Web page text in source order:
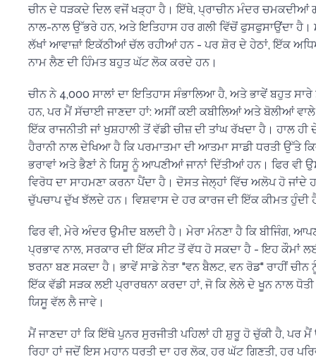
ਚੀਨ ਦੇ ਧੜਕਦੇ ਦਿਲ ਵਜੋਂ ਖੜ੍ਹਾ ਹੈ। ਇੱਥੇ, ਪ੍ਰਾਚੀਨ ਮੰਦਰ ਚਮਕਦੀਆਂ
ਨਾਲ-ਨਾਲ ਉੱਭਰੇ ਹਨ, ਅਤੇ ਇਤਿਹਾਸ ਹਰ ਗਲੀ ਵਿੱਚੋਂ ਫੁਸਫੁਸਾਉਂਦਾ ਹੈ।
ਲੱਖਾਂ ਆਵਾਜ਼ਾਂ ਇਕੱਠੀਆਂ ਚੱਲ ਰਹੀਆਂ ਹਨ - ਪਰ ਸ਼ੋਰ ਦੇ ਹੇਠਾਂ, ਇੱਕ
ਨਾਮ ਲੈਣ ਦੀ ਹਿੰਮਤ ਬਹੁਤ ਘੱਟ ਲੋਕ ਕਰਦੇ ਹਨ।
ਚੀਨ ਨੇ 4,000 ਸਾਲਾਂ ਦਾ ਇਤਿਹਾਸ ਸੰਭਾਲਿਆ ਹੈ, ਅਤੇ ਭਾਵੇਂ ਬਹੁਤ
ਹਨ, ਪਰ ਮੈਂ ਸੱਚਾਈ ਜਾਣਦਾ ਹਾਂ: ਅਸੀਂ ਕਈ ਕਬੀਲਿਆਂ ਅਤੇ ਬੋਲੀਆਂ
ਇੱਕ ਰਾਜਨੀਤੀ ਜਾਂ ਖੁਸ਼ਹਾਲੀ ਤੋਂ ਵੱਡੀ ਚੀਜ਼ ਦੀ ਤਾਂਘ ਰੱਖਦਾ ਹੈ। ਹਾਲ
ਹੈਰਾਨੀ ਨਾਲ ਦੇਖਿਆ ਹੈ ਕਿ ਪਰਮਾਤਮਾ ਦੀ ਆਤਮਾ ਸਾਡੀ ਧਰਤੀ ਉੱਤੇ
ਭਰਾਵਾਂ ਅਤੇ ਭੈਣਾਂ ਨੇ ਯਿਸੂ ਨੂੰ ਆਪਣੀਆਂ ਜਾਨਾਂ ਦਿੱਤੀਆਂ ਹਨ। ਫਿਰ ਵੀ
ਵਿਰੋਧ ਦਾ ਸਾਹਮਣਾ ਕਰਨਾ ਪੈਂਦਾ ਹੈ। ਦੋਸਤ ਜੇਲ੍ਹਾਂ ਵਿੱਚ ਅਲੋਪ ਹੋ ਜਾਂਦੇ
ਚੁੱਪਚਾਪ ਦੁੱਖ ਝੱਲਦੇ ਹਨ। ਵਿਸ਼ਵਾਸ ਦੇ ਹਰ ਕਾਰਜ ਦੀ ਇੱਕ ਕੀਮਤ ਹੁੰਦੀ
ਫਿਰ ਵੀ, ਮੇਰੇ ਅੰਦਰ ਉਮੀਦ ਬਲਦੀ ਹੈ। ਮੇਰਾ ਮੰਨਣਾ ਹੈ ਕਿ ਬੀਜਿੰਗ,
ਪ੍ਰਭਾਵ ਨਾਲ, ਸਰਕਾਰ ਦੀ ਇੱਕ ਸੀਟ ਤੋਂ ਵੱਧ ਹੋ ਸਕਦਾ ਹੈ - ਇਹ ਕੌਮਾਂ
ਝਰਨਾ ਬਣ ਸਕਦਾ ਹੈ। ਭਾਵੇਂ ਸਾਡੇ ਨੇਤਾ "ਵਨ ਬੈਲਟ, ਵਨ ਰੋਡ" ਰਾਹੀਂ
ਇੱਕ ਵੱਡੀ ਸੜਕ ਲਈ ਪ੍ਰਾਰਥਨਾ ਕਰਦਾ ਹਾਂ, ਜੋ ਕਿ ਲੇਲੇ ਦੇ ਖੂਨ ਨਾਲ
ਯਿਸੂ ਵੱਲ ਲੈ ਜਾਵੇ।
ਮੈਂ ਜਾਣਦਾ ਹਾਂ ਕਿ ਇੱਥੇ ਪੁਨਰ ਸੁਰਜੀਤੀ ਪਹਿਲਾਂ ਹੀ ਸ਼ੁਰੂ ਹੋ ਚੁੱਕੀ ਹੈ, ਪਰ
ਰਿਹਾ ਹਾਂ ਜਦੋਂ ਇਸ ਮਹਾਨ ਧਰਤੀ ਦਾ ਹਰ ਲੋਕ, ਹਰ ਘੱਟ ਗਿਣਤੀ, ਹਰ